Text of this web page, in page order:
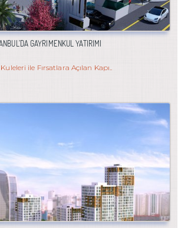
GAYRIMENKUL YATIRIMI
ile Fırsatlara Açılan Kapı..